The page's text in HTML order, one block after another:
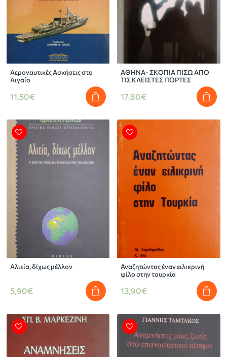
Αεροναυτικές Ασκήσεις στο
Αιγαίο
11,50€
ΑΘΗΝΑ- ΣΚΟΠΙΑ ΠΙΣΩ ΑΠΟ
ΤΙΣ ΚΛΕΙΣΤΕΣ ΠΟΡΤΕΣ
17,80€
Αλιεία, δίχως μέλλον
5,90€
Αναζητώντας έναν ειλικρινή
φίλο στην τουρκία
13,90€